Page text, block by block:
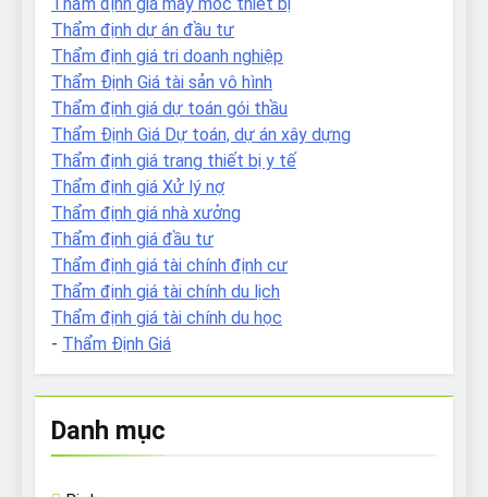
Thẩm định giá máy móc thiết bị
Thẩm định dự án đầu tư
Thẩm định giá tri doanh nghiệp
Thẩm Định Giá tài sản vô hình
Thẩm định giá dự toán gói thầu
Thẩm Định Giá Dự toán, dự án xây dựng
Thẩm định giá trang thiết bị y tế
Thẩm định giá Xử lý nợ
Thẩm định giá nhà xưởng
Thẩm định giá đầu tư
Thẩm định giá tài chính định cư
Thẩm định giá tài chính du lịch
Thẩm định giá tài chính du học
- Thẩm Định Giá
Danh mục